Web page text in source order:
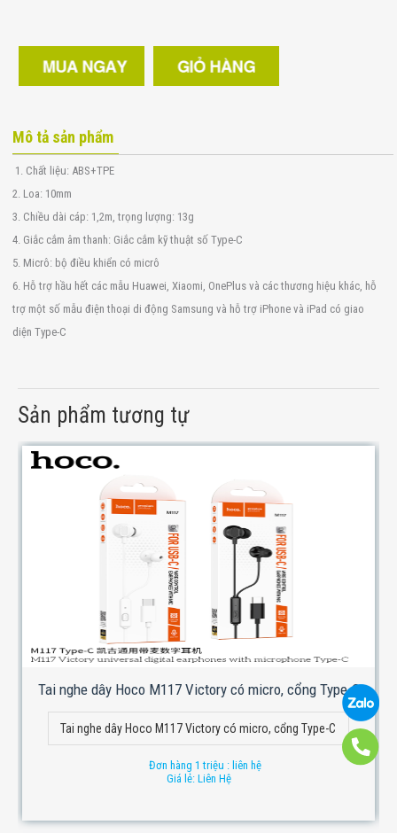
Mô tả sản phẩm
1. Chất liệu: ABS+TPE
2. Loa: 10mm
3. Chiều dài cáp: 1,2m, trọng lượng: 13g
4. Giắc cắm âm thanh: Giắc cắm kỹ thuật số Type-C
5. Micrô: bộ điều khiển có micrô
6. Hỗ trợ hầu hết các mẫu Huawei, Xiaomi, OnePlus và các thương hiệu khác, hỗ
trợ một số mẫu điện thoại di động Samsung và hỗ trợ iPhone và iPad có giao
diện Type-C
Sản phẩm tương tự
Tai nghe dây Hoco M117 Victory có micro, cổng Type-C
Tai nghe dây Hoco M117 Victory có micro, cổng Type-C
Đơn hàng 1 triệu : liên hệ
Giá lẻ: Liên Hệ